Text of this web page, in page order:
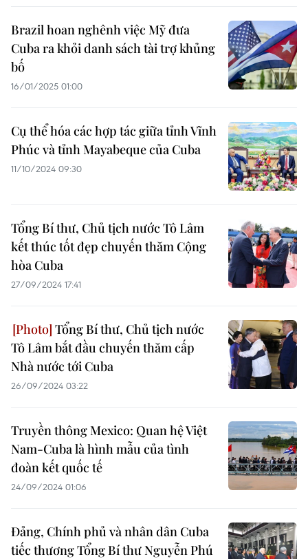
Brazil hoan nghênh việc Mỹ đưa
Cuba ra khỏi danh sách tài trợ khủng
bố
16/01/2025 01:00
Cụ thể hóa các hợp tác giữa tỉnh Vĩnh
Phúc và tỉnh Mayabeque của Cuba
11/10/2024 09:30
Tổng Bí thư, Chủ tịch nước Tô Lâm
kết thúc tốt đẹp chuyến thăm Cộng
hòa Cuba
27/09/2024 17:41
Tổng Bí thư, Chủ tịch nước
Tô Lâm bắt đầu chuyến thăm cấp
Nhà nước tới Cuba
26/09/2024 03:22
Truyền thông Mexico: Quan hệ Việt
Nam-Cuba là hình mẫu của tình
đoàn kết quốc tế
24/09/2024 01:06
Đảng, Chính phủ và nhân dân Cuba
tiếc thương Tổng Bí thư Nguyễn Phú